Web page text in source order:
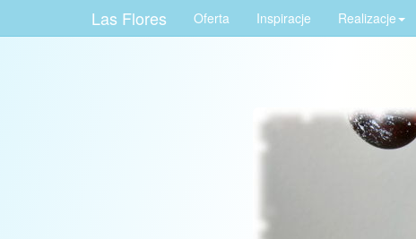
Las Flores Oferta Inspiracje Realizacje